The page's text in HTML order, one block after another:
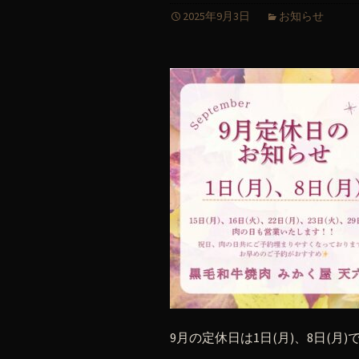
2025年9月3日 お知らせ
9月の定休日は1日(月)、8日(月)